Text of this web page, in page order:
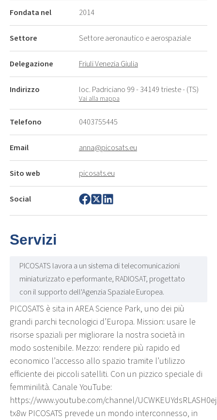
Fondata nel 2014
Settore Settore aeronautico e aerospaziale
Delegazione Friuli Venezia Giulia
Indirizzo loc. Padriciano 99 - 34149 trieste - (TS)
Vai alla mappa
Telefono 0403755445
Email anna@picosats.eu
Sito web picosats.eu
Social
Servizi
PICOSATS lavora a un sistema di telecomunicazioni
miniaturizzato e performante, RADIOSAT, progettato
con il supporto dell'Agenzia Spaziale Europea.
PICOSATS è sita in AREA Science Park, uno dei più
grandi parchi tecnologici d’Europa. Mission: usare le
risorse spaziali per migliorare la nostra società in
modo sostenibile. Mezzo: rendere più rapido ed
economico l’accesso allo spazio tramite l’utilizzo
efficiente dei piccoli satelliti. Con un pizzico speciale di
femminilità. Canale YouTube:
https://www.youtube.com/channel/
tx8w PICOSATS prevede un mondo interconnesso, in